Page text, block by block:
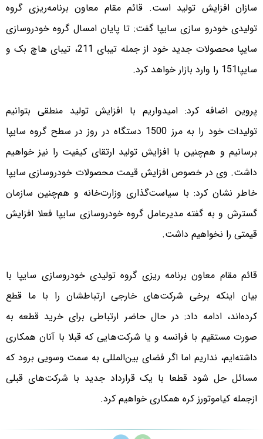
سازان افزایش تولید است. قائم مقام معاون برنامه‌ریزی گروه
تولیدی خودرو سازی سایپا گفت: تا پایان امسال گروه خودروسازی
سایپا محصولات جدید خود از جمله تیبای 211، تیبای هاچ بک و
سایپا151 را وارد بازار خواهد کرد.
پروین اضافه کرد: امیدواریم با افزایش تولید منطقی بتوانیم
تولیدات خود را به مرز 1500 دستگاه در روز در سطح گروه سایپا
برسانیم و هم‌چنین با افزایش تولید ارتقای کیفیت را نیز خواهیم
داشت. وی در خصوص افزایش قیمت محصولات خودروسازی سایپا
خاطر نشان کرد: با سیاست‌گذاری وزارت‌خانه و هم‌چنین سازمان
گسترش و به گفته مدیرعامل گروه خودروسازی سایپا فعلا افزایش
قیمتی را نخواهیم داشت.
قائم مقام معاون برنامه ریزی گروه تولیدی خودروسازی سایپا با
بیان اینکه برخی شرکت‌های خارجی ارتباطشان را با ما قطع
کرده‌اند، ادامه داد: در حال حاضر ارتباطی برای خرید قطعه به
صورت مستقیم با فرانسه و یا شرکت‌هایی که قبلا با آنان همکاری
داشته‌ایم، نداریم اما اگر فضای بین‌المللی به سمت وسویی برود که
مسائل حل شود قطعا با یک قرارداد جدید با شرکت‌های قبلی
ازجمله کیاموتورز کره همکاری خواهیم کرد.